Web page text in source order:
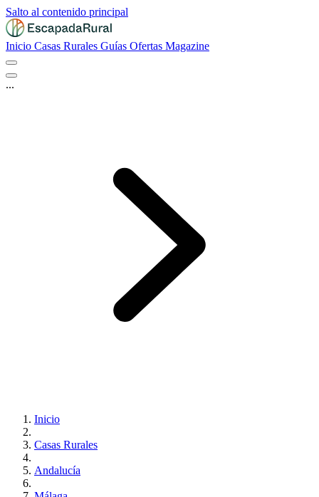
Salto al contenido principal
Inicio Casas Rurales Guías Ofertas Magazine
...
Inicio
Casas Rurales
Andalucía